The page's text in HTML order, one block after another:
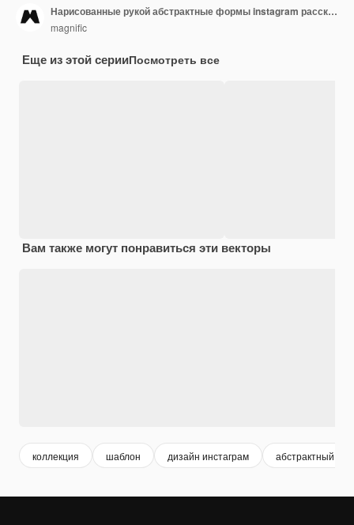
Нарисованные рукой абстрактные формы instagram рассказы с фото
magnific
Еще из этой серииПосмотреть все
Вам также могут понравиться эти векторы
коллекция шаблон дизайн инстаграм абстрактный